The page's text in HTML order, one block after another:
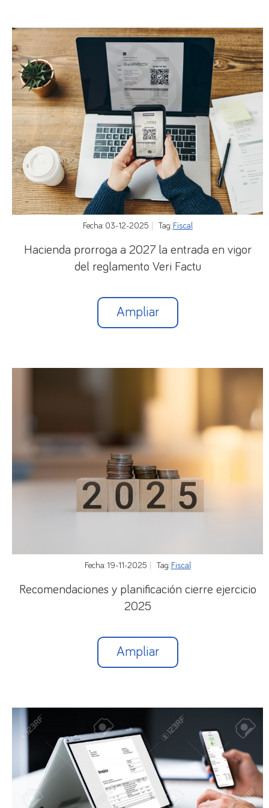
pueden precisar al respecto
Fecha: 03-12-2025 Tag: Fiscal
Hacienda prorroga a 2027 la entrada en vigor
del reglamento Veri Factu
Ampliar
Fecha: 19-11-2025 Tag: Fiscal
Recomendaciones y planificación cierre ejercicio
2025
Ampliar